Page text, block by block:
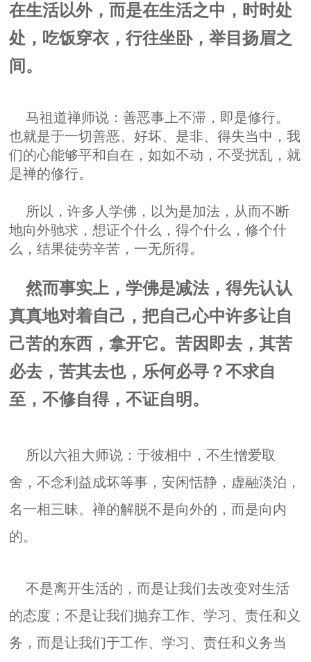
在生活以外，而是在生活之中，时时处
处，吃饭穿衣，行往坐卧，举目扬眉之
间。
马祖道禅师说：善恶事上不滞，即是修行。
也就是于一切善恶、好坏、是非、得失当中，我
们的心能够平和自在，如如不动，不受扰乱，就
是禅的修行。
所以，许多人学佛，以为是加法，从而不断
地向外驰求，想证个什么，得个什么，修个什
么，结果徒劳辛苦，一无所得。
然而事实上，学佛是减法，得先认认
真真地对着自己，把自己心中许多让自
己苦的东西，拿开它。苦因即去，其苦
必去，苦其去也，乐何必寻？不求自
至，不修自得，不证自明。
所以六祖大师说：于彼相中，不生憎爱取
舍，不念利益成坏等事，安闲恬静，虚融淡泊，
名一相三昧。禅的解脱不是向外的，而是向内
的。
不是离开生活的，而是让我们去改变对生活
的态度；不是让我们抛弃工作、学习、责任和义
务，而是让我们于工作、学习、责任和义务当